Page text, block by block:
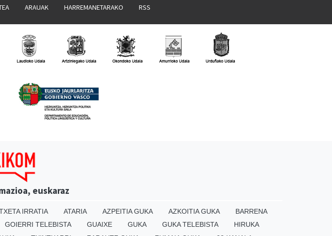
ARAUAK HARREMANETARAKO RSS
euskaraz
IRRATIA ATARIA AZPEITIA GUKA AZKOITIA GUKA
BARRENA
GOIERRI TELEBISTA GUAIXE GUKA GUKA TELEBISTA
HIRUKA